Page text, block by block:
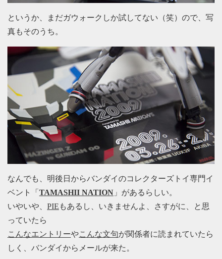
というか、まだガウォークしか試してない（笑）ので、写
真もそのうち。
なんでも、明後日からバンダイのコレクターズトイ専門イ
ベント「 TAMASHII NATION 」があるらしい。
いやいや、 PIE もあるし、いきませんよ、さすがに、と思
っていたら
こんなエントリーやこんな文句が関係者に読まれていたら
しく、バンダイからメールが来た。